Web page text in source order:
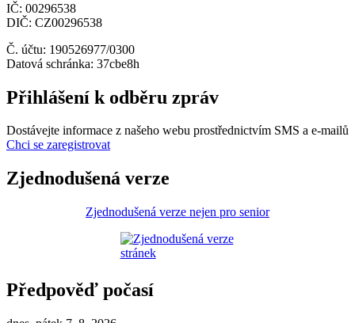
IČ: 00296538
DIČ: CZ00296538
Č. účtu: 190526977/0300
Datová schránka: 37cbe8h
Přihlášení k odběru zpráv
Dostávejte informace z našeho webu prostřednictvím SMS a e-mailů
Chci se zaregistrovat
Zjednodušená verze
Zjednodušená verze nejen pro senior
Předpověď počasí